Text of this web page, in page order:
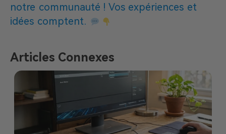
notre communauté ! Vos expériences et
idées comptent.
Articles Connexes